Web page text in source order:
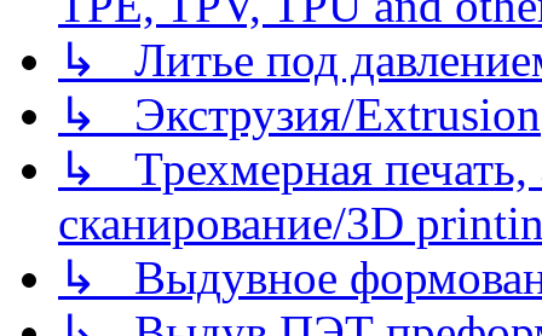
↳ Литье под
↳ Экструзия/Extrusion
↳ Трехмерная
сканирование/3D
↳ Выдувное